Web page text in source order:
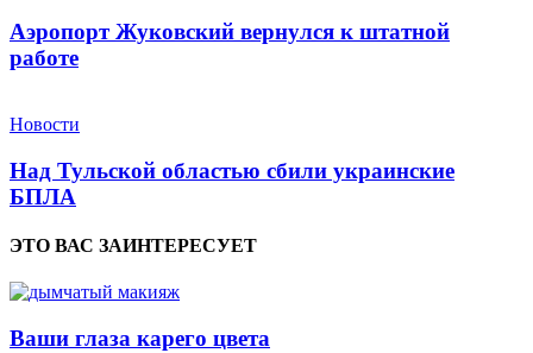
Аэропорт Жуковский вернулся к штатной
работе
Новости
Над Тульской областью сбили украинские
БПЛА
ЭТО ВАС ЗАИНТЕРЕСУЕТ
Ваши глаза карего цвета